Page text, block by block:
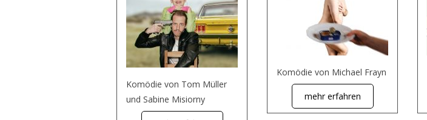
Komödie von Tom Müller
und Sabine Misiorny
Komödie von Michael Frayn
mehr erfahren